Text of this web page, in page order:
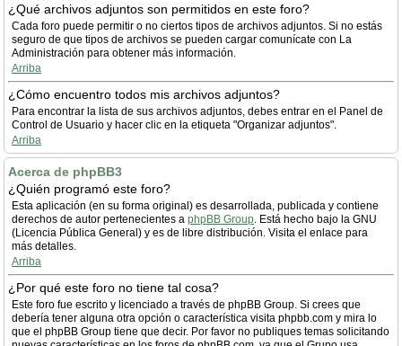
¿Qué archivos adjuntos son permitidos en este foro?
Cada foro puede permitir o no ciertos tipos de archivos adjuntos. Si no estás
seguro de que tipos de archivos se pueden cargar comunícate con La
Administración para obtener más información.
Arriba
¿Cómo encuentro todos mis archivos adjuntos?
Para encontrar la lista de sus archivos adjuntos, debes entrar en el Panel de
Control de Usuario y hacer clic en la etiqueta "Organizar adjuntos".
Arriba
Acerca de phpBB3
¿Quién programó este foro?
Esta aplicación (en su forma original) es desarrollada, publicada y contiene
derechos de autor pertenecientes a phpBB Group. Está hecho bajo la GNU
(Licencia Pública General) y es de libre distribución. Visita el enlace para
más detalles.
Arriba
¿Por qué este foro no tiene tal cosa?
Este foro fue escrito y licenciado a través de phpBB Group. Si crees que
debería tener alguna otra opción o característica visita phpbb.com y mira lo
que el phpBB Group tiene que decir. Por favor no publiques temas solicitando